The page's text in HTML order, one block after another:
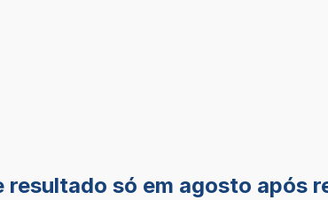
só em agosto após